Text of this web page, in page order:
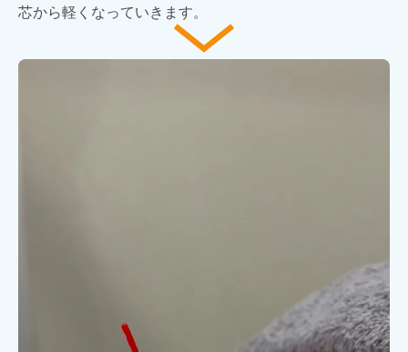
芯から軽くなっていきます。